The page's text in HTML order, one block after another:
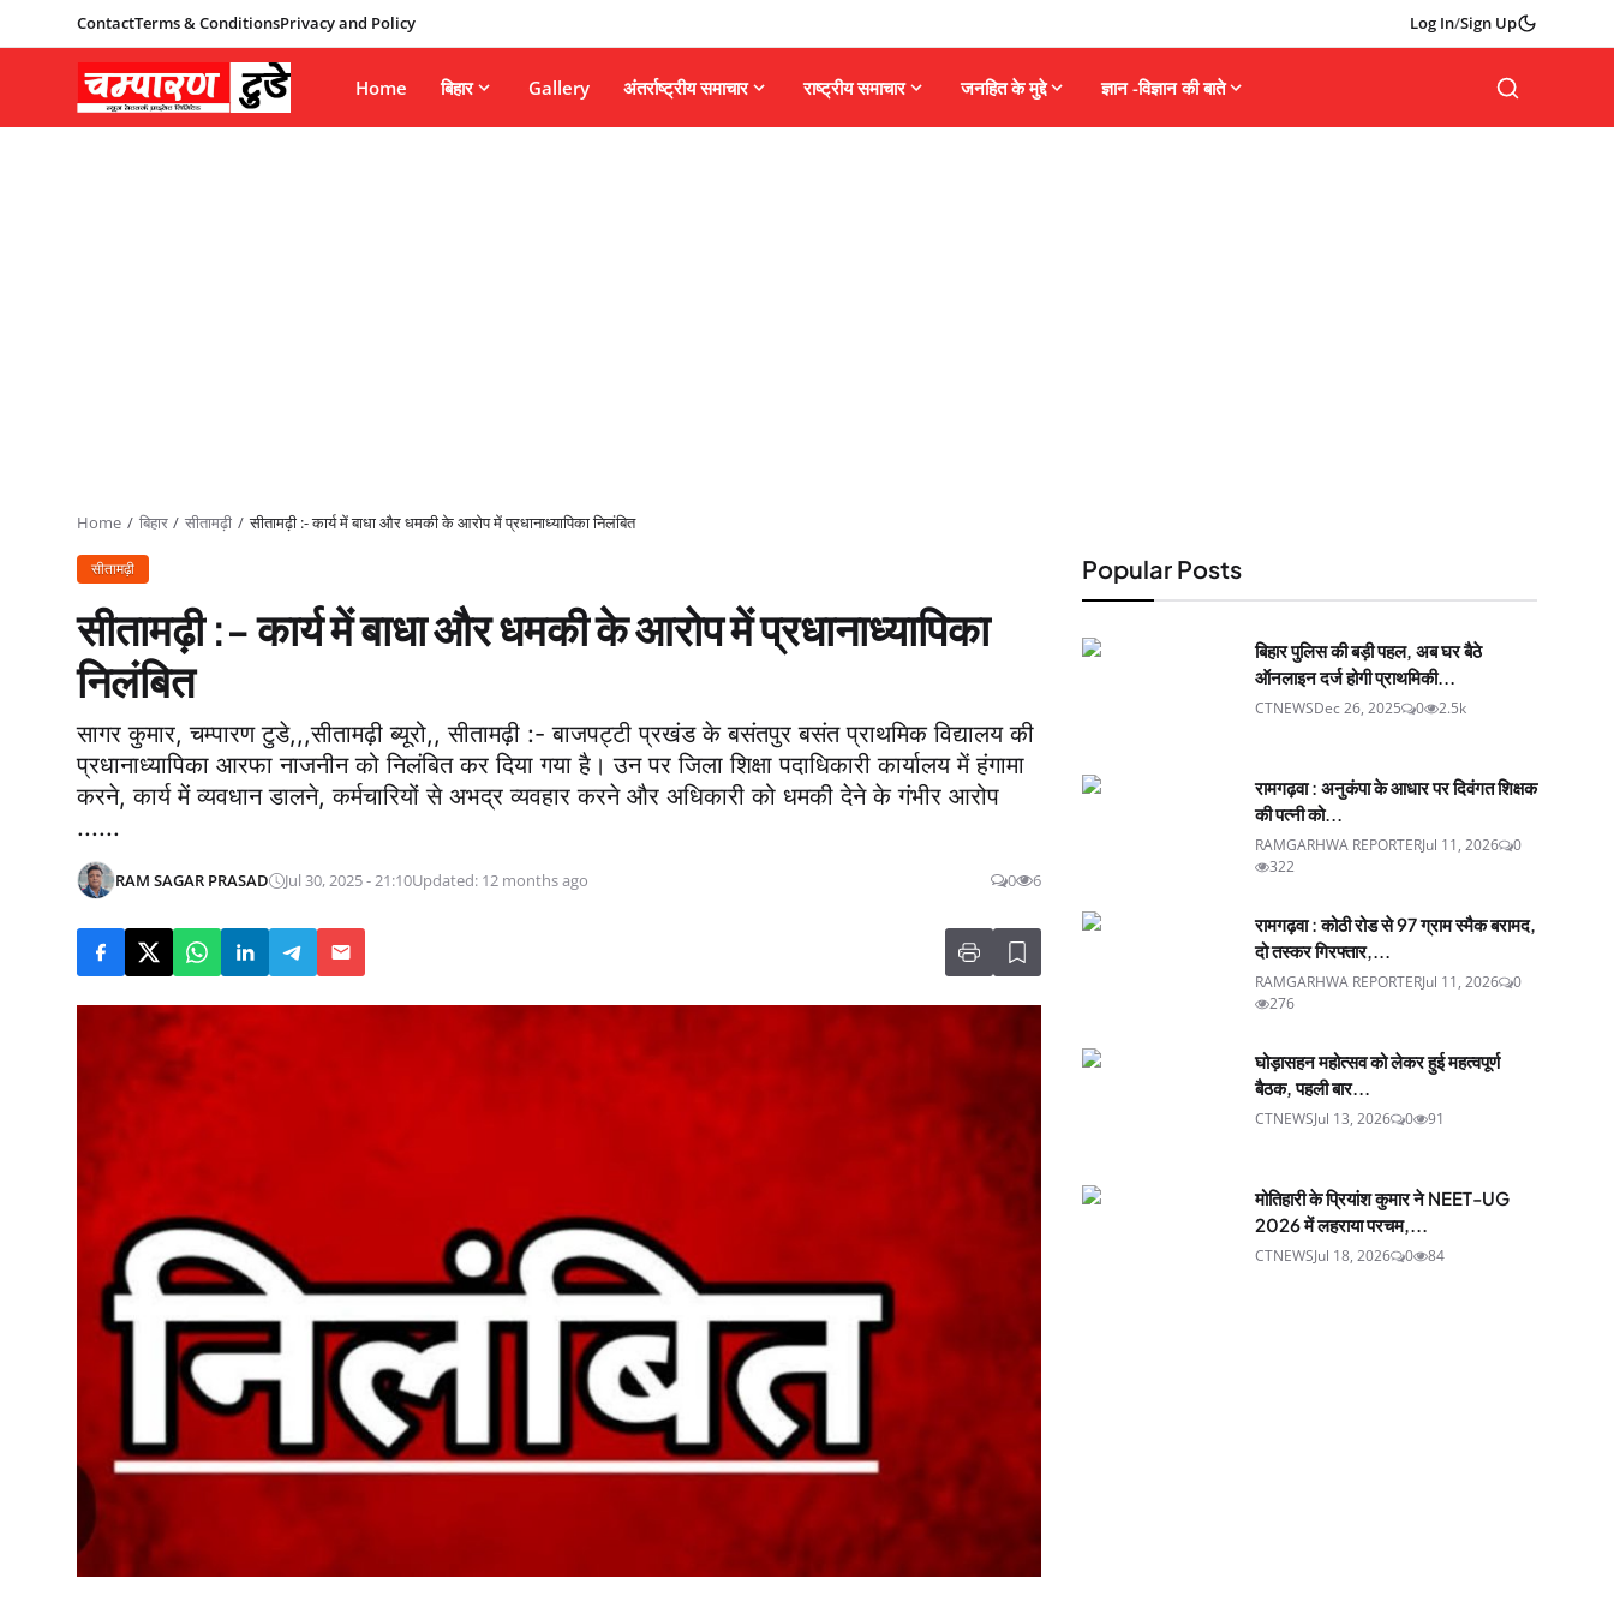
ContactTerms & ConditionsPrivacy and Policy Log In/Sign Up
Home बिहार Gallery अंतर्राष्ट्रीय समाचार राष्ट्रीय समाचार जनहित के मुद्दे ज्ञान -विज्ञान की बाते
Home बिहार सीतामढ़ी सीतामढ़ी :- कार्य में बाधा और धमकी के आरोप में प्रधानाध्यापिका निलंबित
सीतामढ़ी
सीतामढ़ी :- कार्य में बाधा और धमकी के आरोप में प्रधानाध्यापिका
निलंबित
सागर कुमार, चम्पारण टुडे,,,सीतामढ़ी ब्यूरो,, सीतामढ़ी :- बाजपट्टी प्रखंड के बसंतपुर बसंत प्राथमिक विद्यालय की
प्रधानाध्यापिका आरफा नाजनीन को निलंबित कर दिया गया है। उन पर जिला शिक्षा पदाधिकारी कार्यालय में हंगामा
करने, कार्य में व्यवधान डालने, कर्मचारियों से अभद्र व्यवहार करने और अधिकारी को धमकी देने के गंभीर आरोप
......
RAM SAGAR PRASAD Jul 30, 2025 - 21:10Updated: 12 months ago 0 6
Popular Posts
बिहार पुलिस की बड़ी पहल, अब घर बैठे
ऑनलाइन दर्ज होगी प्राथमिकी...
CTNEWSDec 26, 2025 0 2.5k
रामगढ़वा : अनुकंपा के आधार पर दिवंगत शिक्षक
की पत्नी को...
RAMGARHWA REPORTERJul 11, 2026
0
322
रामगढ़वा : कोठी रोड से 97 ग्राम स्मैक बरामद,
दो तस्कर गिरफ्तार,...
RAMGARHWA REPORTERJul 11, 2026
0
276
घोड़ासहन महोत्सव को लेकर हुई महत्वपूर्ण
बैठक, पहली बार...
CTNEWSJul 13, 2026 0 91
मोतिहारी के प्रियांश कुमार ने NEET-UG
2026 में लहराया परचम,...
CTNEWSJul 18, 2026 0 84